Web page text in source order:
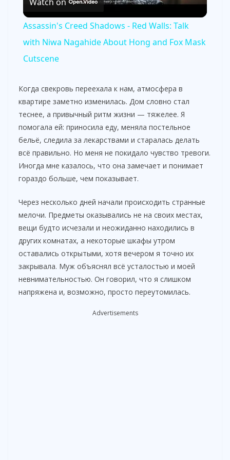
a
V
i
d
e
o
Assassin's Creed Shadows - Red Walls: Talk
with Niwa Nagahide About Hong and Fox Mask
Cutscene
Когда свекровь переехала к нам, атмосфера в
квартире заметно изменилась. Дом словно стал
теснее, а привычный ритм жизни — тяжелее. Я
помогала ей: приносила еду, меняла постельное
бельё, следила за лекарствами и старалась делать
всё правильно. Но меня не покидало чувство тревоги.
Иногда мне казалось, что она замечает и понимает
гораздо больше, чем показывает.
Через несколько дней начали происходить странные
мелочи. Предметы оказывались не на своих местах,
вещи будто исчезали и неожиданно находились в
других комнатах, а некоторые шкафы утром
оставались открытыми, хотя вечером я точно их
закрывала. Муж объяснял всё усталостью и моей
невнимательностью. Он говорил, что я слишком
напряжена и, возможно, просто переутомилась.
Advertisements